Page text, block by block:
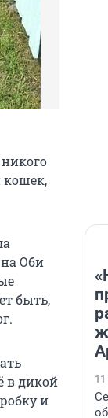
кошек,
на Оби
быть,
в дикой
и
11